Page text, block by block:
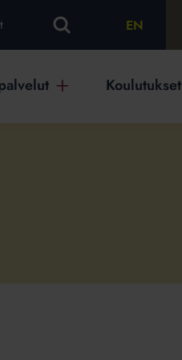
EN
Koulutukset